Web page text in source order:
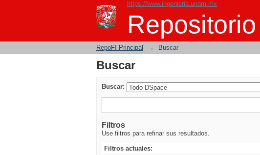
https://www.ingenieria.unam.mx
Buscar
RepoFI Principal → Buscar
Buscar
Buscar:
Filtros
Use filtros para refinar sus resultados.
Filtros actuales: